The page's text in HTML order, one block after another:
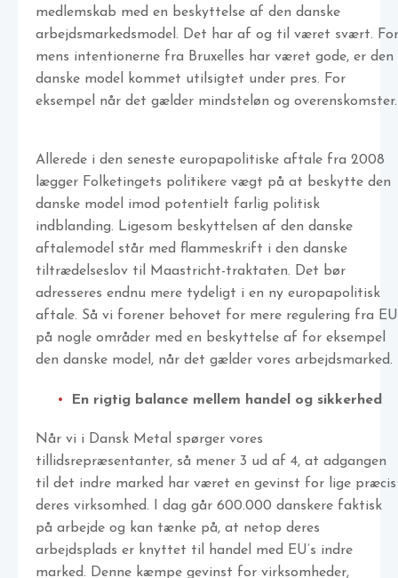
medlemskab med en beskyttelse af den danske
arbejdsmarkedsmodel. Det har af og til været svært. For
mens intentionerne fra Bruxelles har været gode, er den
danske model kommet utilsigtet under pres. For
eksempel når det gælder mindsteløn og overenskomster.
Allerede i den seneste europapolitiske aftale fra 2008
lægger Folketingets politikere vægt på at beskytte den
danske model imod potentielt farlig politisk
indblanding. Ligesom beskyttelsen af den danske
aftalemodel står med flammeskrift i den danske
tiltrædelseslov til Maastricht-traktaten. Det bør
adresseres endnu mere tydeligt i en ny europapolitisk
aftale. Så vi forener behovet for mere regulering fra EU
på nogle områder med en beskyttelse af for eksempel
den danske model, når det gælder vores arbejdsmarked.
En rigtig balance mellem handel og sikkerhed
Når vi i Dansk Metal spørger vores
tillidsrepræsentanter, så mener 3 ud af 4, at adgangen
til det indre marked har været en gevinst for lige præcis
deres virksomhed. I dag går 600.000 danskere faktisk
på arbejde og kan tænke på, at netop deres
arbejdsplads er knyttet til handel med EU’s indre
marked. Denne kæmpe gevinst for virksomheder,